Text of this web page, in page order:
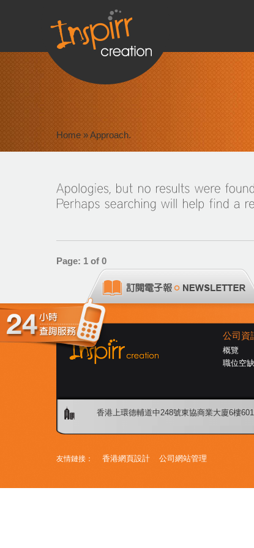
Home»Approach.
Page: 1 of 0
公司資
概覽
職位空缺
香港上環德輔道中248號東協商業大廈6樓
友情鏈接：
香港網頁設計 公司網站管理